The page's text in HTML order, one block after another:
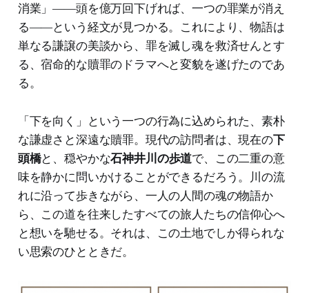
消業」――頭を億万回下げれば、一つの罪業が消え
る――という経文が見つかる。これにより、物語は
単なる謙譲の美談から、罪を滅し魂を救済せんとす
る、宿命的な贖罪のドラマへと変貌を遂げたのであ
る。
「下を向く」という一つの行為に込められた、素朴
な謙虚さと深遠な贖罪。現代の訪問者は、現在の下
頭橋と、穏やかな石神井川の歩道で、この二重の意
味を静かに問いかけることができるだろう。川の流
れに沿って歩きながら、一人の人間の魂の物語か
ら、この道を往来したすべての旅人たちの信仰心へ
と想いを馳せる。それは、この土地でしか得られな
い思索のひとときだ。